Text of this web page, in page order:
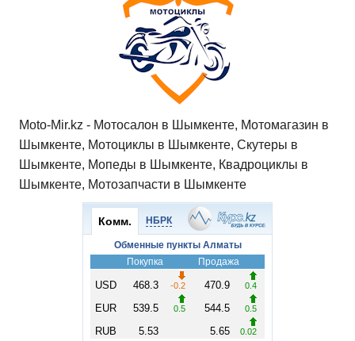
Moto-Mir.kz - Мотосалон в Шымкенте, Мотомагазин в
Шымкенте, Мотоциклы в Шымкенте, Скутеры в
Шымкенте, Мопеды в Шымкенте, Квадроциклы в
Шымкенте, Мотозапчасти в Шымкенте